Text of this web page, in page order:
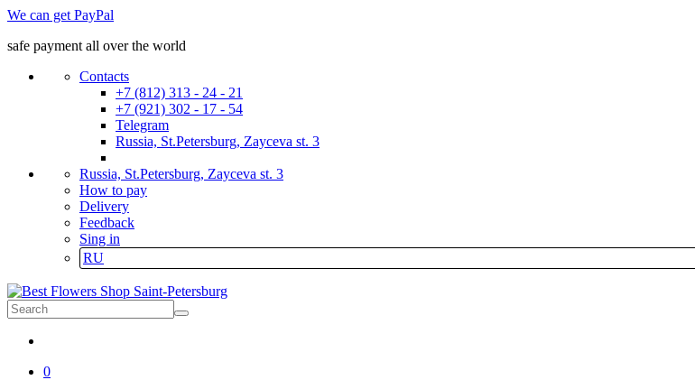
We can get PayPal
safe payment all over the world
Contacts
+7 (812) 313 - 24 - 21
+7 (921) 302 - 17 - 54
Telegram
Russia, St.Petersburg, Zayceva st. 3
Russia, St.Petersburg, Zayceva st. 3
How to pay
Delivery
Feedback
Sing in
RU
0